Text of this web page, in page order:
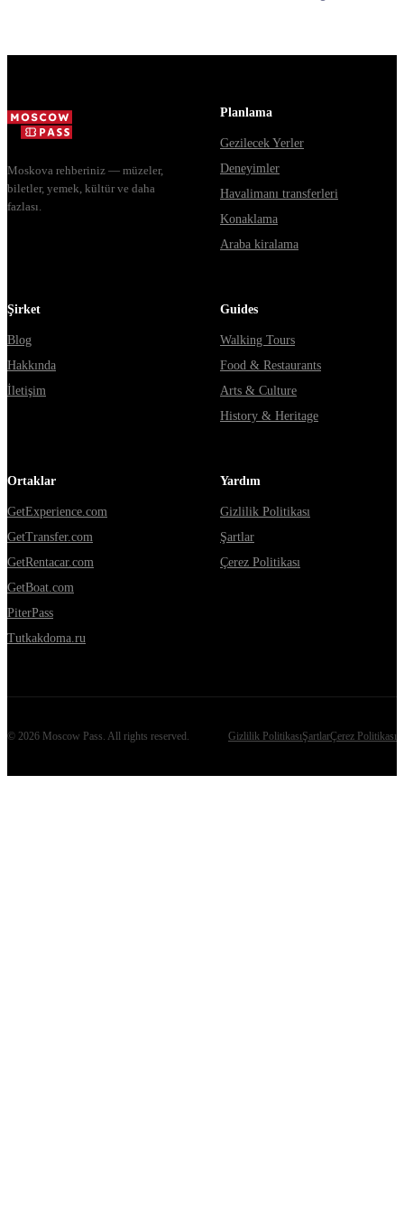
Москвы через
расходятся в
Moskova rehberiniz — müzeler,
biletler, yemek, kültür ve daha
fazlası.
Planlama
Gezilecek Yerler
Deneyimler
Havalimanı transferleri
Konaklama
Araba kiralama
Şirket
Blog
Hakkında
İletişim
Guides
Walking Tours
Food & Restaurants
Arts & Culture
History & Heritage
Ortaklar
GetExperience.com
GetTransfer.com
GetRentacar.com
GetBoat.com
PiterPass
Tutkakdoma.ru
Yardım
Gizlilik Politikası
Şartlar
Çerez Politikası
© 2026 Moscow Pass . All rights reserved. Gizlilik PolitikasıŞartlarÇerez Politikası